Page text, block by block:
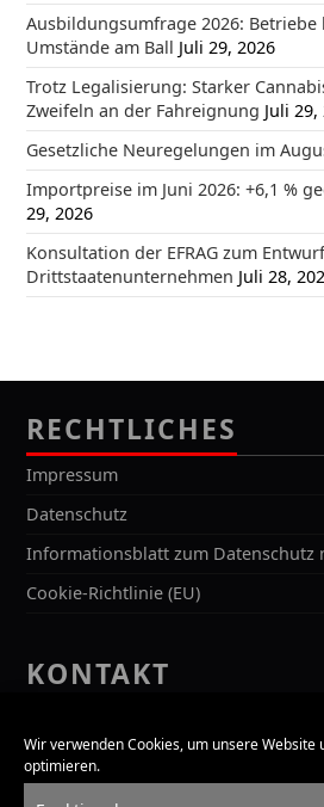
Wir verwenden Cookies, um unsere Website
optimieren.
Ausbildungsumfrage 2026:
Umstände am Ball Juli 29, 2026
Trotz Legalisierung: Starker
Zweifeln an der Fahreignung Juli 29,
Gesetzliche Neuregelungen im
Importpreise im Juni 2026: +6,1 %
29, 2026
Konsultation der EFRAG zum
Drittstaatenunternehmen Juli 28,
RECHTLICHES
Impressum
Datenschutz
Informationsblatt zum Datenschutz
Cookie-Richtlinie (EU)
KONTAKT
Bürozeiten
Anfahrt